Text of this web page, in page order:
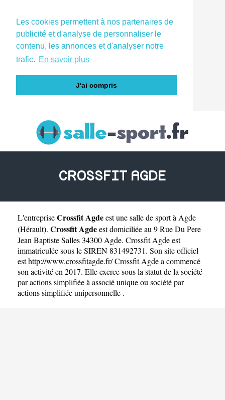
Les cookies permettent à nos partenaires de
publicité et d'analyse de personnaliser le
contenu, les annonces et d'analyser notre
trafic. En savoir plus
J'ai compris
CROSSFIT AGDE
L'entrepriseCrossfit Agdeest unesalle de sport à Agde
(Hérault). Crossfit Agdeest domiciliée au 9 Rue Du Pere
Jean Baptiste Salles 34300 Agde. Crossfit Agde est
immatriculée sous le SIREN 831492731. Son site officiel
esthttp://www.crossfitagde.fr/Crossfit Agde a commencé
son activité en 2017. Elle exerce sous la statut de la société
par actions simplifiée à associé unique ou société par
actions simplifiée unipersonnelle .